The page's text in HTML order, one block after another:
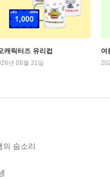
캐릭터즈 유리컵
년 08월 31일
여
의 숨소리